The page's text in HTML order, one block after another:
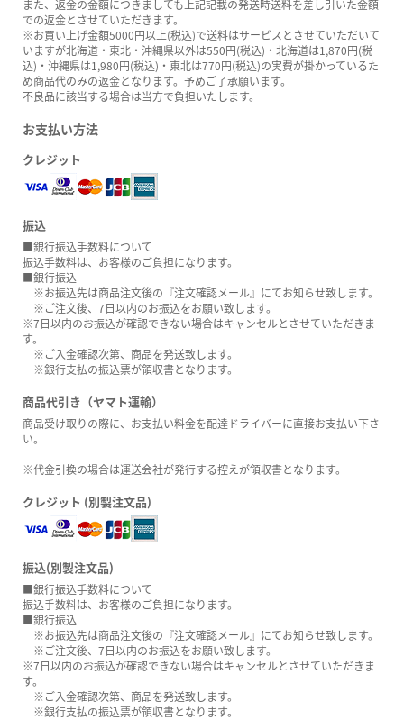
また、返金の金額につきましても上記記載の発送時送料を差し引いた金額
での返金とさせていただきます。
※お買い上げ金額5000円以上(税込)で送料はサービスとさせていただいて
いますが北海道・東北・沖縄県以外は550円(税込)・北海道は1,870円(税
込)・沖縄県は1,980円(税込)・東北は770円(税込)の実費が掛かっているた
め商品代のみの返金となります。予めご了承願います。
不良品に該当する場合は当方で負担いたします。
お支払い方法
クレジット
振込
■銀行振込手数料について
振込手数料は、お客様のご負担になります。
■銀行振込
※お振込先は商品注文後の『注文確認メール』にてお知らせ致します。
※ご注文後、7日以内のお振込をお願い致します。
※7日以内のお振込が確認できない場合はキャンセルとさせていただきま
す。
※ご入金確認次第、商品を発送致します。
※銀行支払の振込票が領収書となります。
商品代引き（ヤマト運輸）
商品受け取りの際に、お支払い料金を配達ドライバーに直接お支払い下さ
い。
※代金引換の場合は運送会社が発行する控えが領収書となります。
クレジット (別製注文品)
振込(別製注文品)
■銀行振込手数料について
振込手数料は、お客様のご負担になります。
■銀行振込
※お振込先は商品注文後の『注文確認メール』にてお知らせ致します。
※ご注文後、7日以内のお振込をお願い致します。
※7日以内のお振込が確認できない場合はキャンセルとさせていただきま
す。
※ご入金確認次第、商品を発送致します。
※銀行支払の振込票が領収書となります。